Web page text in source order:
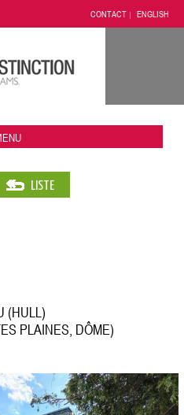
CONTACT ENGLISH
LISTE
(HULL)
PLAINES, DÔME)